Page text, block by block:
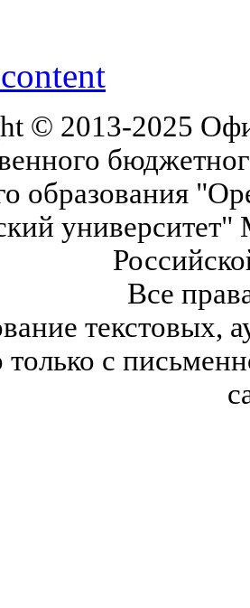
© 2013-2025
образования
университет"
Все
текстовых,
с